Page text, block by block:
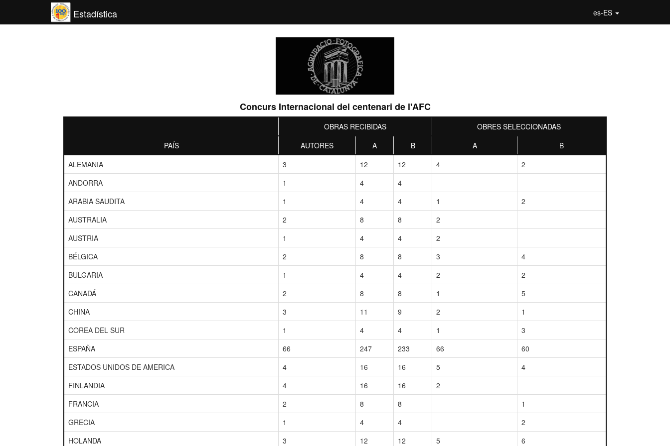
Estadística es-ES
Concurs Internacional del centenari de l'AFC
OBRAS RECIBIDAS
OBRES SELECCIONADAS
PAÍS
AUTORES A B A
B
ALEMANIA
3 12 12 4
2
ANDORRA
1 4
4
ARABIA SAUDITA
1 4 4 1
2
AUSTRALIA
2 8 8
2
AUSTRIA
1 4 4
2
BÉLGICA
2 8 8 3
4
BULGARIA
1 4 4 2
2
CANADÁ
2 8 8 1
5
CHINA
3 11 9 2
1
COREA DEL SUR
1 4 4 1
3
ESPAÑA
66 247 233 66
60
ESTADOS UNIDOS DE AMERICA
4 16 16 5
4
FINLANDIA
4 16 16
2
FRANCIA
2 8 8
1
GRECIA
1 4 4
2
HOLANDA
3 12 12 5
6